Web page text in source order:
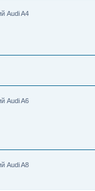
Audi A4
Audi A6
Audi A8